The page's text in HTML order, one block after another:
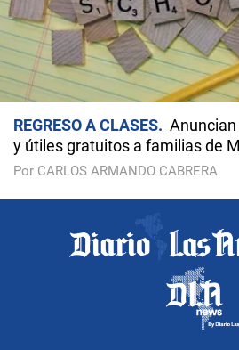
REGRESO A CLASES
y útiles gratuitos a familias de
Por CARLOS ARMANDO CABRERA